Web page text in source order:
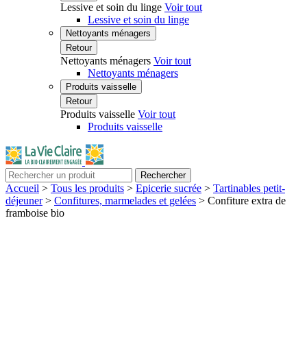
Lessive et soin du linge Voir tout
Lessive et soin du linge
Nettoyants ménagers
Retour
Nettoyants ménagers Voir tout
Nettoyants ménagers
Produits vaisselle
Retour
Produits vaisselle Voir tout
Produits vaisselle
Rechercher
Accueil > Tous les produits > Epicerie sucrée > Tartinables petit-
déjeuner> Confitures, marmelades et gelées > Confiture extra de
framboise bio